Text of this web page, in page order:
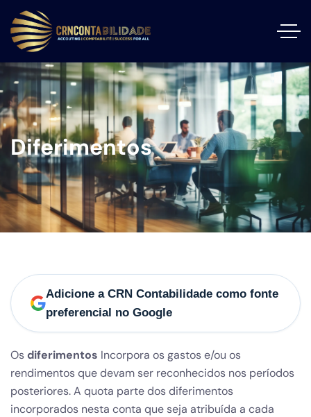
Diferimentos
Adicione a CRN Contabilidade como fonte
preferencial no Google
Os diferimentos Incorpora os gastos e/ou os
rendimentos que devam ser reconhecidos nos períodos
posteriores. A quota parte dos diferimentos
incorporados nesta conta que seja atribuída a cada